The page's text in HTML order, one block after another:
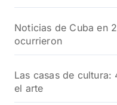
Noticias de Cuba en
ocurrieron
Las casas de
el arte